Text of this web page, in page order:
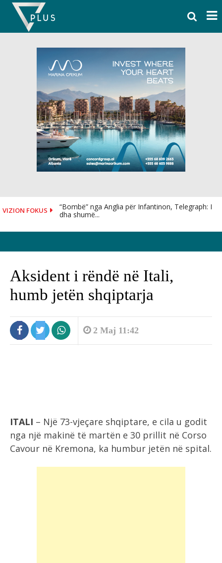
Skip
content
VIZION FOKUS
“Bombë” nga Anglia për Infantinon, Telegraph: I
dha shumë...
Aksident i rëndë në Itali,
humb jetën shqiptarja
2 Maj 11:42
ITALI – Një 73-vjeçare shqiptare, e cila u godit
nga një makinë të martën e 30 prillit në Corso
Cavour në Kremona, ka humbur jetën në spital.